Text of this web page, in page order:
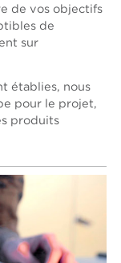
de vos objectifs
de
sur
établies, nous
pour le projet,
produits